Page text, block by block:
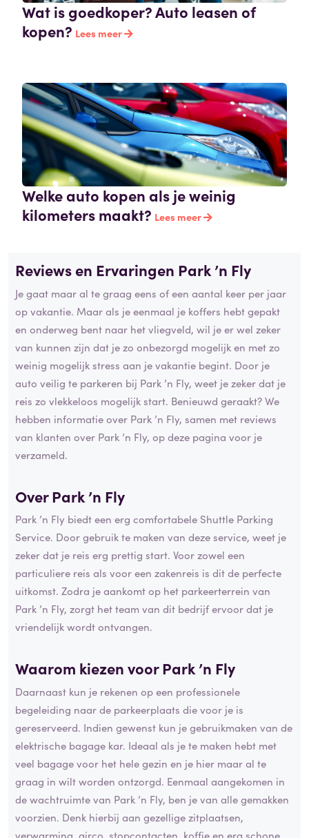
Wat is goedkoper? Auto leasen of
kopen? Lees meer
Welke auto kopen als je weinig
kilometers maakt? Lees meer
Reviews en Ervaringen Park ’n Fly
Je gaat maar al te graag eens of een aantal keer per jaar
op vakantie. Maar als je eenmaal je koffers hebt gepakt
en onderweg bent naar het vliegveld, wil je er wel zeker
van kunnen zijn dat je zo onbezorgd mogelijk en met zo
weinig mogelijk stress aan je vakantie begint. Door je
auto veilig te parkeren bij Park ’n Fly, weet je zeker dat je
reis zo vlekkeloos mogelijk start. Benieuwd geraakt? We
hebben informatie over Park ’n Fly, samen met reviews
van klanten over Park ’n Fly, op deze pagina voor je
verzameld.
Over Park ’n Fly
Park ’n Fly biedt een erg comfortabele Shuttle Parking
Service. Door gebruik te maken van deze service, weet je
zeker dat je reis erg prettig start. Voor zowel een
particuliere reis als voor een zakenreis is dit de perfecte
uitkomst. Zodra je aankomt op het parkeerterrein van
Park ’n Fly, zorgt het team van dit bedrijf ervoor dat je
vriendelijk wordt ontvangen.
Waarom kiezen voor Park ’n Fly
Daarnaast kun je rekenen op een professionele
begeleiding naar de parkeerplaats die voor je is
gereserveerd. Indien gewenst kun je gebruikmaken van de
elektrische bagage kar. Ideaal als je te maken hebt met
veel bagage voor het hele gezin en je hier maar al te
graag in wilt worden ontzorgd. Eenmaal aangekomen in
de wachtruimte van Park ’n Fly, ben je van alle gemakken
voorzien. Denk hierbij aan gezellige zitplaatsen,
verwarming, airco, stopcontacten, koffie en erg schone